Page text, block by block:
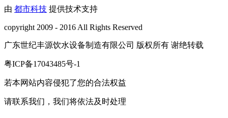
由 都市科技 提供技术支持
copyright 2009 - 2016 All Rights Reserved
广东世纪丰源饮水设备制造有限公司 版权所有 谢绝转载
粤ICP备17043485号-1
若本网站内容侵犯了您的合法权益
请联系我们，我们将依法及时处理